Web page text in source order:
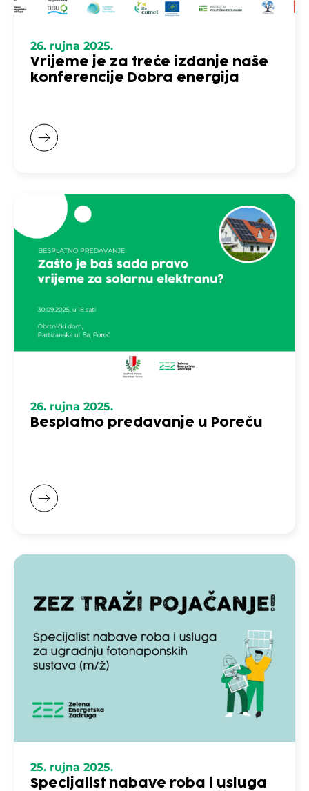
26. rujna 2025.
Vrijeme je za treće izdanje naše
konferencije Dobra energija
26. rujna 2025.
Besplatno predavanje u Poreču
25. rujna 2025.
Specijalist nabave roba i usluga